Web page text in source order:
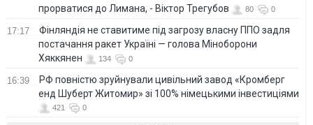
прорватися до Лимана, - Віктор Трегубов 80 0
17:17
Фінляндія не ставитиме під загрозу власну ППО задля
постачання ракет Україні — голова Міноборони
Хяккянен
134 0
16:39
РФ повністю зруйнували цивільний завод «Кромберг
енд Шуберт Житомир» зі 100% німецькими інвестиціями
421 0